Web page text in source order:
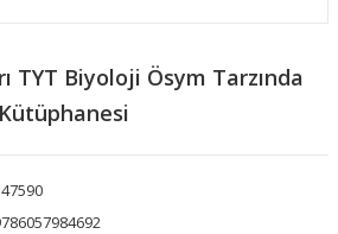
TYT Biyoloji Ösym Tarzında